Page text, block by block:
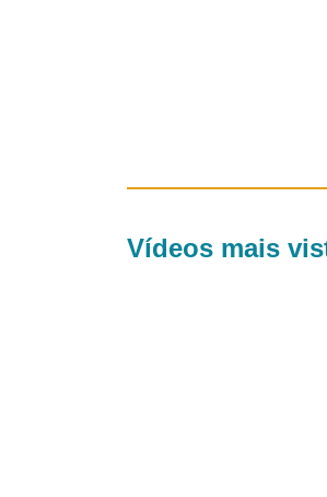
Vídeos mais